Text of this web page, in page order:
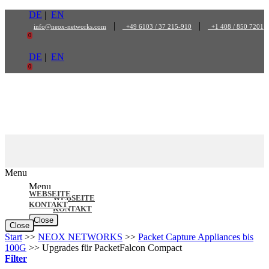
springen
DE | EN
info@neox-networks.com | +49 6103 / 37 215-910 | +1 408 / 850 7201
0
DE | EN
0
Menu
WEBSEITE
KONTAKT
Close
Menu
WEBSEITE
KONTAKT
Close
Start >> NEOX NETWORKS >> Packet Capture Appliances bis
100G >> Upgrades für PacketFalcon Compact
Filter